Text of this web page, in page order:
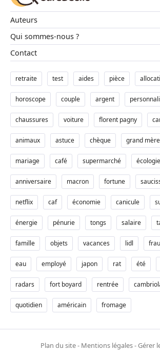
Auteurs
Qui sommes-nous ?
Contact
retraite test aides pièce
horoscope couple argent
chaussures voiture florent pagny
animaux astuce chèque grand mère
mariage café supermarché écologie
anniversaire macron fortune
netflix caf économie canicule
énergie pénurie tongs salaire
famille objets vacances lidl
eau employé japon rat été
radars fort boyard rentrée
quotidien américain fromage
Plan du site- Mentions légales-Gérer